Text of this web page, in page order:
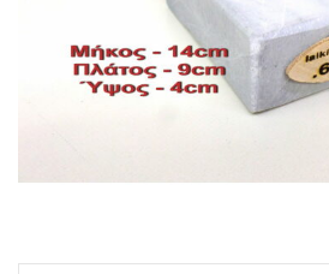
Είσοδος Πελατών
Χάσατε τον κωδικό σας ?